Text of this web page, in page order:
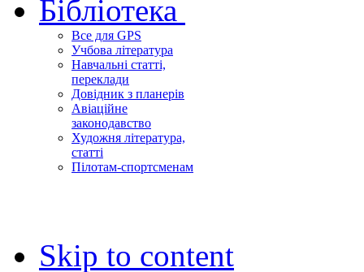
Бібліотека
Все для GPS
Учбова література
Навчальні статті,
переклади
Довідник з планерів
Авіаційне
законодавство
Художня література,
статті
Пілотам-спортсменам
Skip to content